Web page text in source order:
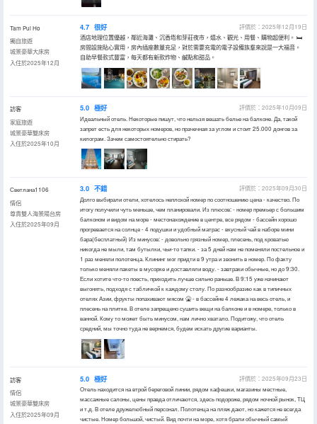
Tam Pui Ho
獨自旅遊
城景豪華大床房
入住於2025年12月
4.7 很好
評價於：2025年12月19日
酒店地理位置優越，鄰近海灘、沉香塔和芽莊夜市，嬉水、觀光、用餐、購物超便利。 🛏️
房間設施貼心實用，房內插座數量充足，對於需要充電的電子設備族羣來說是一大福音。
自助早餐款式豐富，每天都有新款炸物、鹹點和甜品。
訪客
家庭旅遊
城景豪華雙床房
入住於2025年10月
5.0 極好
評價於：2025年10月09日
Идеальный отель. Некоторые пишут, что нельзя вешать белье на балконе. Да, такой
запрет есть для некоторых номеров, но прачечная за углом и стоит 25.000 донгов за
килограм. Зачем самостоятельно стирать?
Светлана1106
情侶
尊貴雙人海景陽台房
入住於2025年09月
3.0 不錯
評價於：2025年09月30日
Долго выбирали отели, хотелось неплохой номер по соотношению цена - качество. По
итогу получили чуть меньше, чем планировали. Из плюсов: - номер премьер с большим
балконом и видом на море - местонахождение в центре, все рядом - бассейн хорошо
прогревается на солнце - 4 подушки и удобный матрас - вкусный чай в наборе мини
бара(бесплатный) Из минусов: - довольно грязный номер, плесень, под кроватью
никогда не мыли, там бутылки, чьи-то тапки. - за 5 дней нам не поменяли постельное и
1 раз меняли полотенца. Клининг мог придти в 9 утра и звонить в номер. По факту
только меняли пакеты в мусорке и доставляли воду. - завтраки обычные, но до 9:30.
Если хотите что-то поесть, приходить лучше сильно раньше. В 9:15 уже начинают
выгонять, подходя с табличкой к каждому столу. По разнообразию как в типичных
отелях Азии, фрукты попахивают мясом 🤮 - в бассейне 4 лежака на весь отель, и
плесень на плитке. В отеле запрещено сушить вещи на балконе и в номере, только в
ванной. Кому то может быть минусом, нам лично хватало. Подитожу, что отель
средний, мы точно туда не вернемся, будем искать другие варианты.
訪客
情侶
城景豪華雙床房
入住於2025年09月
5.0 極好
評價於：2025年09月23日
Отель находится на втрой береговой линии, рядом кафешки, магазины местные,
массажные салоны, цены правда отличаются, здесь подороже, рядом ночной рынок, ТЦ
и т.д. В отеле дружелюбный персонал. Полотенца на пляж дают, но кажется не всегда
чистые. Номер большой, чистый. Вид почти на море, хотя брали обычный самый